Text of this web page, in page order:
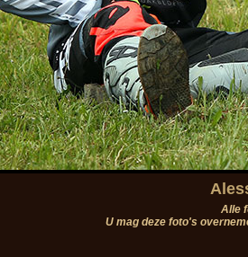
Alle
U mag deze foto's